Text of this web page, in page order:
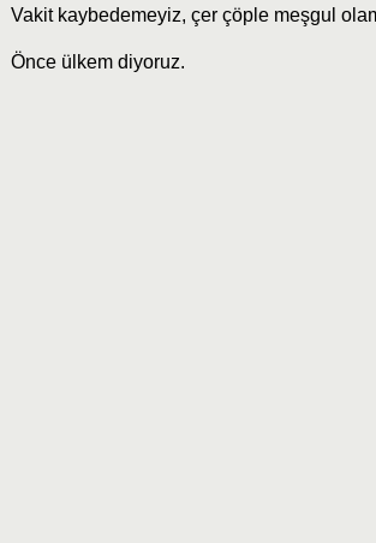
Vakit kaybedemeyiz, çer çöple meşgul
Önce ülkem diyoruz.